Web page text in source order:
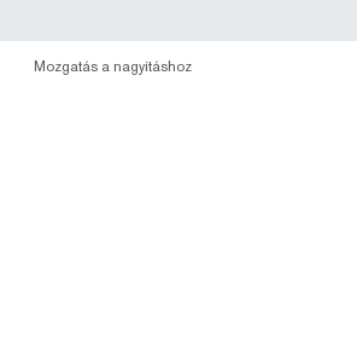
Mozgatás a nagyításhoz